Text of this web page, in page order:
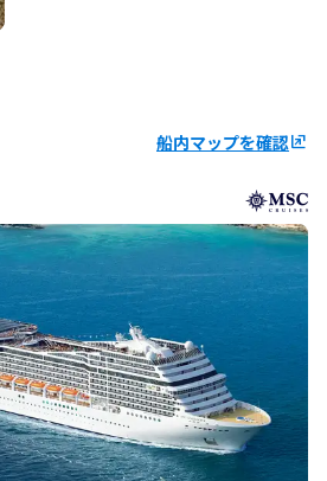
船内マップを確認ungroup